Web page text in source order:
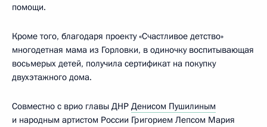
помощи.
Кроме того, благодаря проекту «Счастливое детство»
многодетная мама из Горловки, в одиночку воспитывающая
восьмерых детей, получила сертификат на покупку
двухэтажного дома.
Совместно с врио главы ДНР Денисом Пушилиным
и народным артистом России Григорием Лепсом Мария